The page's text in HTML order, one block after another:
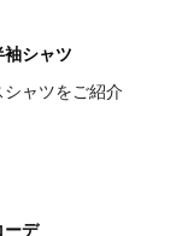
袖シャツ
ャツをご紹介
ーデ